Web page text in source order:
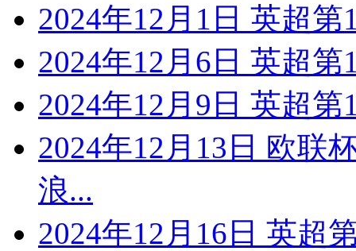
2024年12月1日 英超
2024年12月6日 英超
2024年12月9日 英超
2024年12月13日 欧联
浪...
2024年12月16日 英超